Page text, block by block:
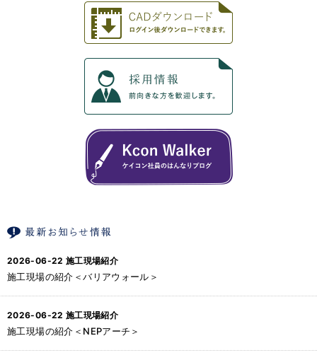
2026-06-22 施工現場紹介
施工現場の紹介＜バリアウォール＞
2026-06-22 施工現場紹介
施工現場の紹介＜NEPアーチ＞